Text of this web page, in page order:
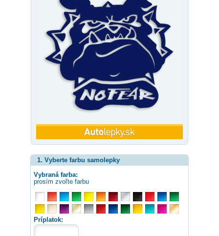
1. Vyberte farbu samolepky
Vybraná farba:
prosím zvoľte farbu
Príplatok: